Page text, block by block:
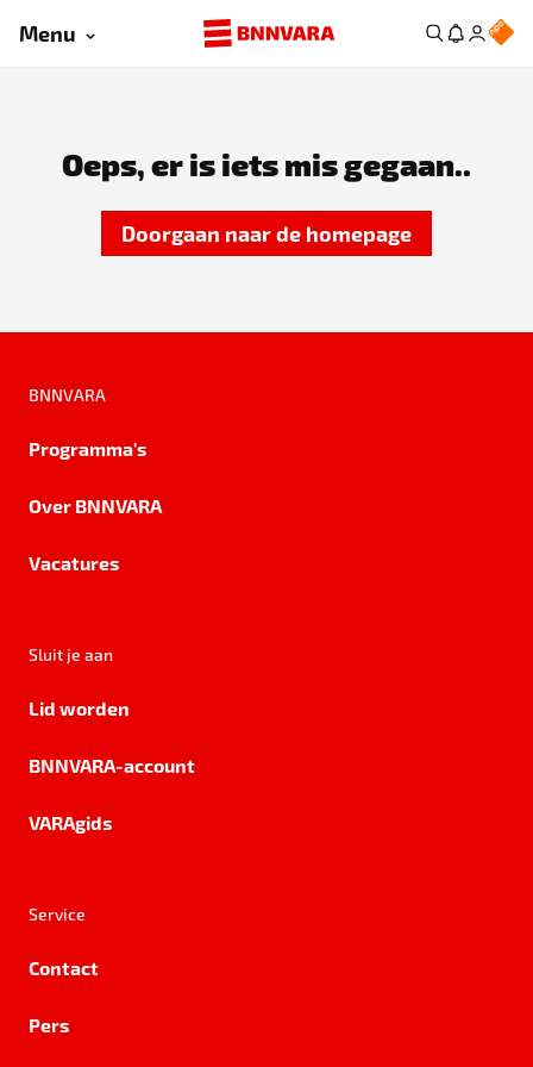
Menu
Oeps, er is iets mis gegaan..
Doorgaan naar de homepage
BNNVARA
Programma's
Over BNNVARA
Vacatures
Sluit je aan
Lid worden
BNNVARA-account
VARAgids
Service
Contact
Pers